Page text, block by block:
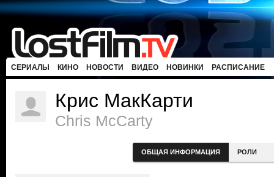
СЕРИАЛЫ КИНО НОВОСТИ ВИДЕО НОВИНКИ РАСПИСАНИЕ
Крис МакКарти
Chris McCarty
ОБЩАЯ ИНФОРМАЦИЯ РОЛИ